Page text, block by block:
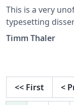
This is a very
typesetting
Medicine of the
foundations for
XeLaTeX,
Timm Thaler
<< First <